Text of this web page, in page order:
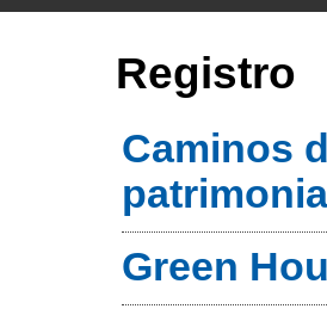
Registro
Caminos
Green